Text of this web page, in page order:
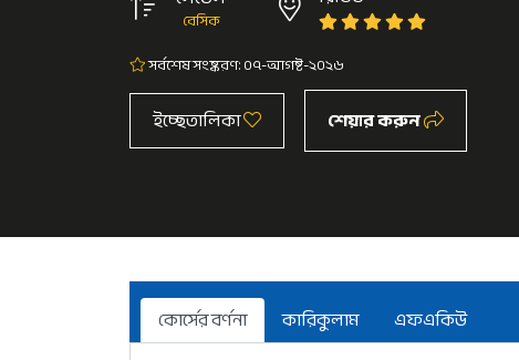
কোর্সের বর্ণনা কারিকুলাম এফএকিউ
বেসিক
সর্বশেষ সংষ্করণ: ০৭-আগষ্ট-২০২৬
ইচ্ছেতালিকা শেয়ার করুন